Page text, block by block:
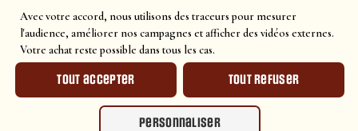
Avec votre accord, nous utilisons des traceurs pour mesurer
l'audience, améliorer nos campagnes et afficher des vidéos externes.
Votre achat reste possible dans tous les cas.
Tout accepter Tout refuser
Personnaliser